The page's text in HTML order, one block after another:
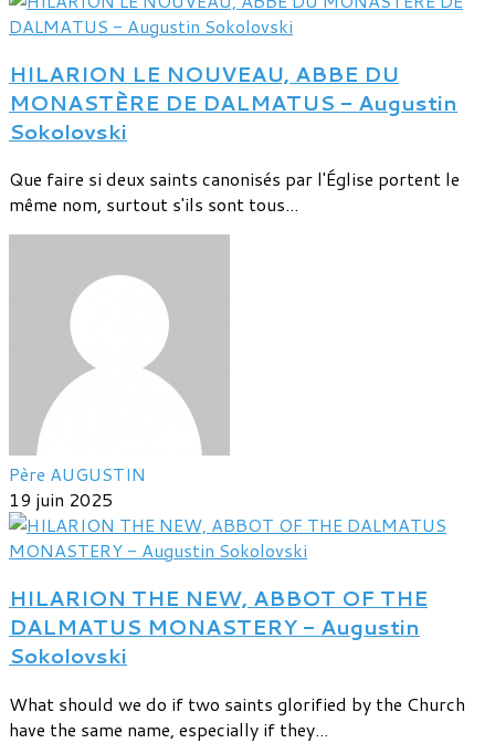
HILARION LE NOUVEAU, ABBE DU
MONASTÈRE DE DALMATUS - Augustin
Sokolovski
Que faire si deux saints canonisés par l'Église portent le
même nom, surtout s'ils sont tous...
Père AUGUSTIN
19 juin 2025
HILARION THE NEW, ABBOT OF THE
DALMATUS MONASTERY - Augustin
Sokolovski
What should we do if two saints glorified by the Church
have the same name, especially if they...